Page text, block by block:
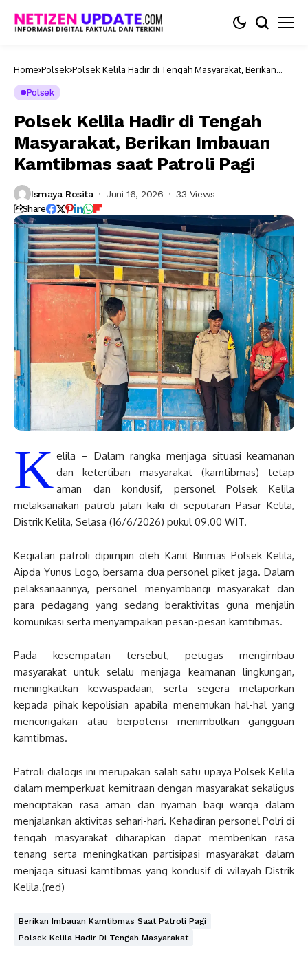
Home Polsek Polsek Kelila Hadir di Tengah Masyarakat, Berikan
Polsek
Polsek Kelila Hadir di Tengah
Masyarakat, Berikan Imbauan
Kamtibmas saat Patroli Pagi
Ismaya Rosita Juni 16, 2026 33 Views
Share
K elila – Dalam rangka menjaga situasi keamanan
dan ketertiban masyarakat (kamtibmas) tetap
aman dan kondusif, personel Polsek Kelila
melaksanakan patroli jalan kaki di seputaran Pasar Kelila,
Distrik Kelila, Selasa (16/6/2026) pukul 09.00 WIT.
Kegiatan patroli dipimpin oleh Kanit Binmas Polsek Kelila,
Aipda Yunus Logo, bersama dua personel piket jaga. Dalam
pelaksanaannya, personel menyambangi masyarakat dan
para pedagang yang sedang beraktivitas guna menjalin
komunikasi serta menyampaikan pesan-pesan kamtibmas.
Pada kesempatan tersebut, petugas mengimbau
masyarakat untuk selalu menjaga keamanan lingkungan,
meningkatkan kewaspadaan, serta segera melaporkan
kepada pihak kepolisian apabila menemukan hal-hal yang
mencurigakan atau berpotensi menimbulkan gangguan
kamtibmas.
Patroli dialogis ini merupakan salah satu upaya Polsek Kelila
dalam memperkuat kemitraan dengan masyarakat sekaligus
menciptakan rasa aman dan nyaman bagi warga dalam
menjalankan aktivitas sehari-hari. Kehadiran personel Polri di
tengah masyarakat diharapkan dapat memberikan rasa
tenang serta meningkatkan partisipasi masyarakat dalam
menjaga situasi kamtibmas yang kondusif di wilayah Distrik
Kelila.(red)
Berikan Imbauan Kamtibmas Saat Patroli Pagi
Polsek Kelila Hadir Di Tengah Masyarakat